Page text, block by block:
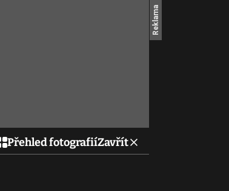
Přehled fotografiíZavřít